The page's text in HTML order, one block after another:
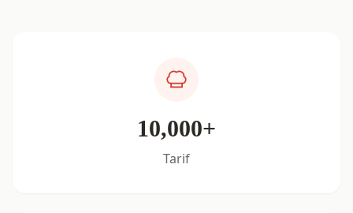
10,000+
Tarif